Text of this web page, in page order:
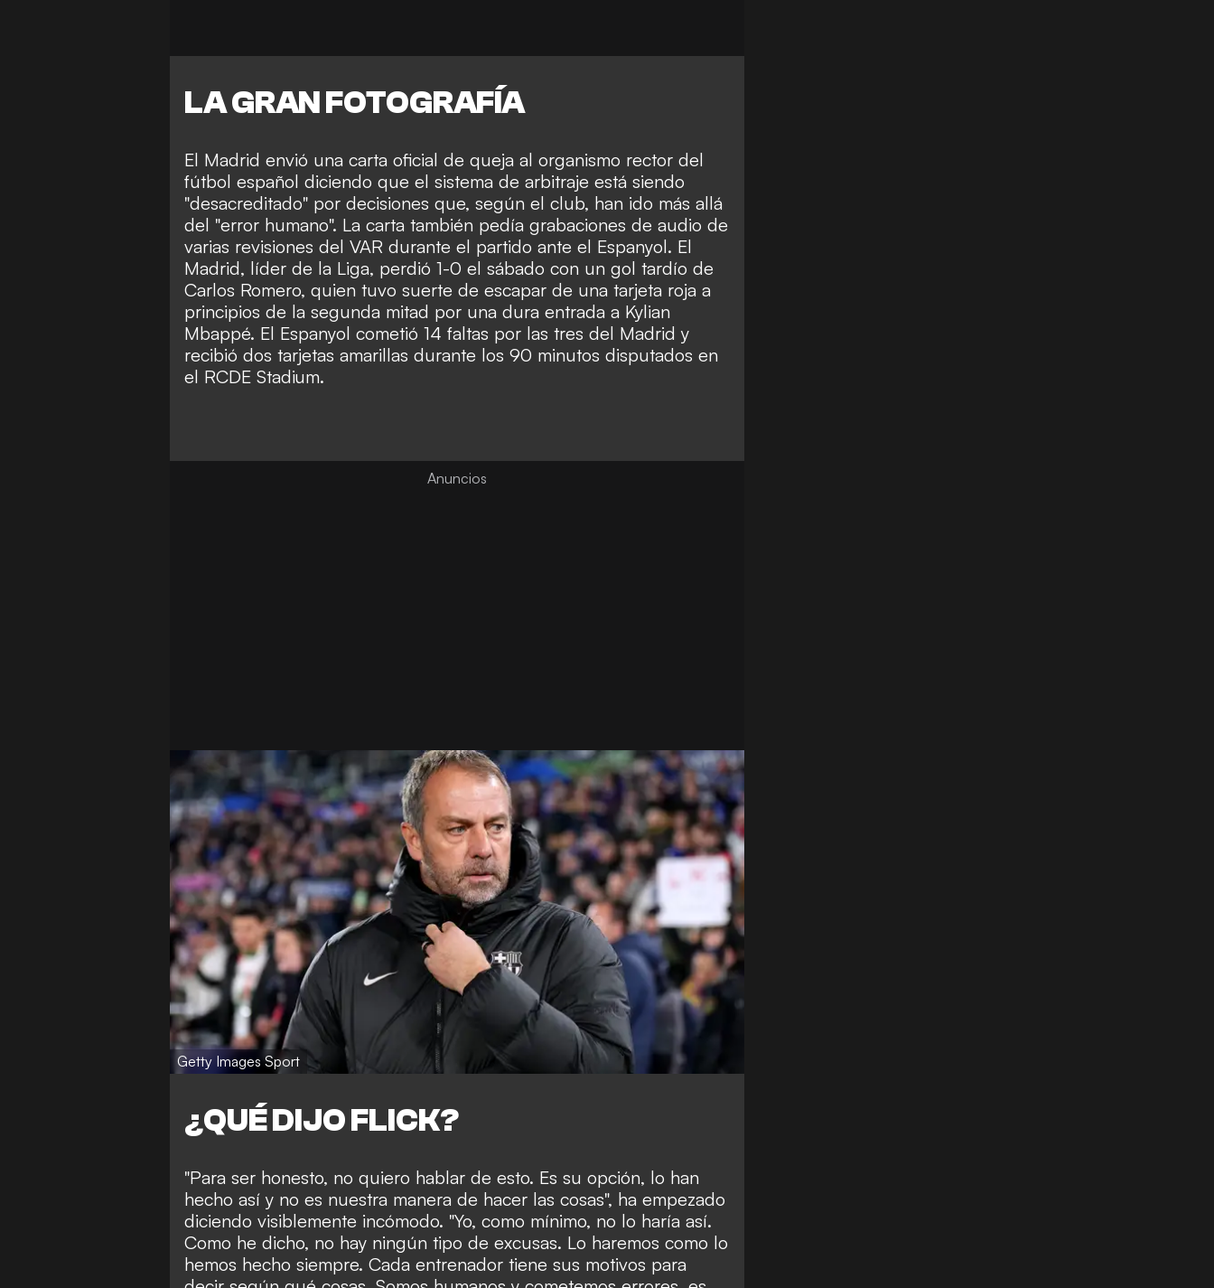
LA GRAN FOTOGRAFÍA
El Madrid envió una carta oficial de queja al organismo rector del
fútbol español diciendo que el sistema de arbitraje está siendo
"desacreditado" por decisiones que, según el club, han ido más allá
del "error humano". La carta también pedía grabaciones de audio de
varias revisiones del VAR durante el partido ante el Espanyol. El
Madrid, líder de la Liga, perdió 1-0 el sábado con un gol tardío de
Carlos Romero, quien tuvo suerte de escapar de una tarjeta roja a
principios de la segunda mitad por una dura entrada a Kylian
Mbappé. El Espanyol cometió 14 faltas por las tres del Madrid y
recibió dos tarjetas amarillas durante los 90 minutos disputados en
el RCDE Stadium.
Getty Images Sport
¿QUÉ DIJO FLICK?
"Para ser honesto, no quiero hablar de esto. Es su opción, lo han
hecho así y no es nuestra manera de hacer las cosas", ha empezado
diciendo visiblemente incómodo. "Yo, como mínimo, no lo haría así.
Como he dicho, no hay ningún tipo de excusas. Lo haremos como lo
hemos hecho siempre. Cada entrenador tiene sus motivos para